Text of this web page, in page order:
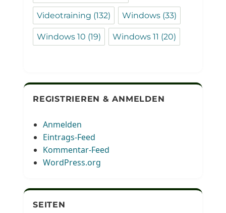
Videotraining (132) Windows (33)
Windows 10 (19) Windows 11 (20)
REGISTRIEREN & ANMELDEN
Anmelden
Eintrags-Feed
Kommentar-Feed
WordPress.org
SEITEN